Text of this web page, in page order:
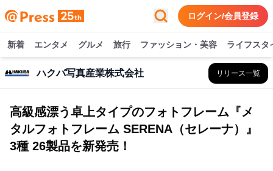
ログイン/会員登録
新着 エンタメ グルメ 旅行 ファッション・美容 ライフスタ
ハクバ写真産業株式会社 リリース一覧
高級感漂う卓上タイプのフォトフレーム『メ
タルフォトフレーム SERENA（セレーナ）』
3種 26製品を新発売！